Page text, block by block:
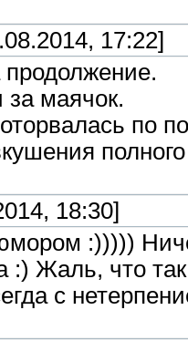
17:22]
продолжение.
за маячок.
по
18:30]
:)))))
:) Жаль, что
с